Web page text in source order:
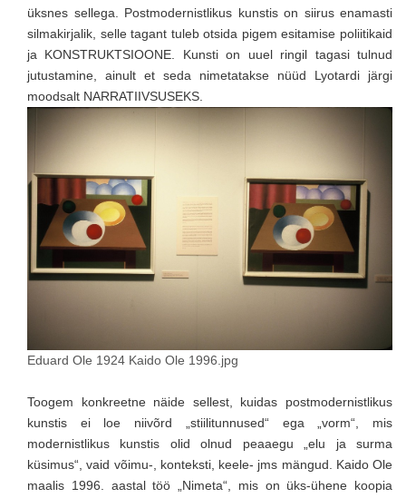
üksnes sellega. Postmodernistlikus kunstis on siirus enamasti
silmakirjalik, selle tagant tuleb otsida pigem esitamise poliitikaid
ja KONSTRUKTSIOONE. Kunsti on uuel ringil tagasi tulnud
jutustamine, ainult et seda nimetatakse nüüd Lyotardi järgi
moodsalt NARRATIIVSUSEKS.
Eduard Ole 1924 Kaido Ole 1996.jpg
Toogem konkreetne näide sellest, kuidas postmodernistlikus
kunstis ei loe niivõrd „stiilitunnused“ ega „vorm“, mis
modernistlikus kunstis olid olnud peaaegu „elu ja surma
küsimus“, vaid võimu-, konteksti, keele- jms mängud. Kaido Ole
maalis 1996. aastal töö „Nimeta“, mis on üks-ühene koopia